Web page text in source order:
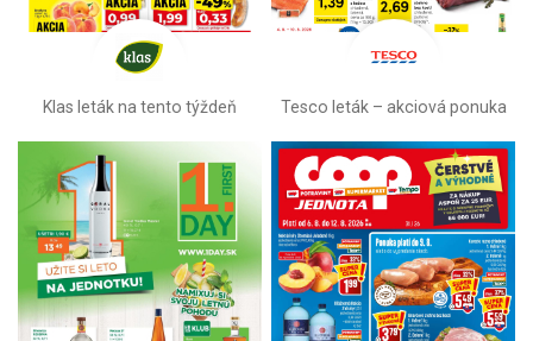
Klas leták na tento týždeň Tesco leták – akciová ponuka